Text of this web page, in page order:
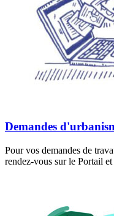
Demandes
Pour vos demandes de
rendez-vous sur le Portail